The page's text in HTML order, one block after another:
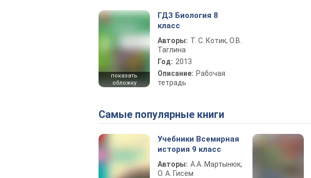
показать
обложку
ГДЗ Биология 8
класс
Авторы: Т. С. Котик, О.В.
Таглина
Год: 2013
Описание: Рабочая
тетрадь
Самые популярные книги
Учебники Всемирная
история 9 класс
Авторы: А.А. Мартынюк,
О. А. Гисем